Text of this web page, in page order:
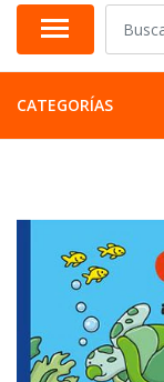
CATEGORÍAS